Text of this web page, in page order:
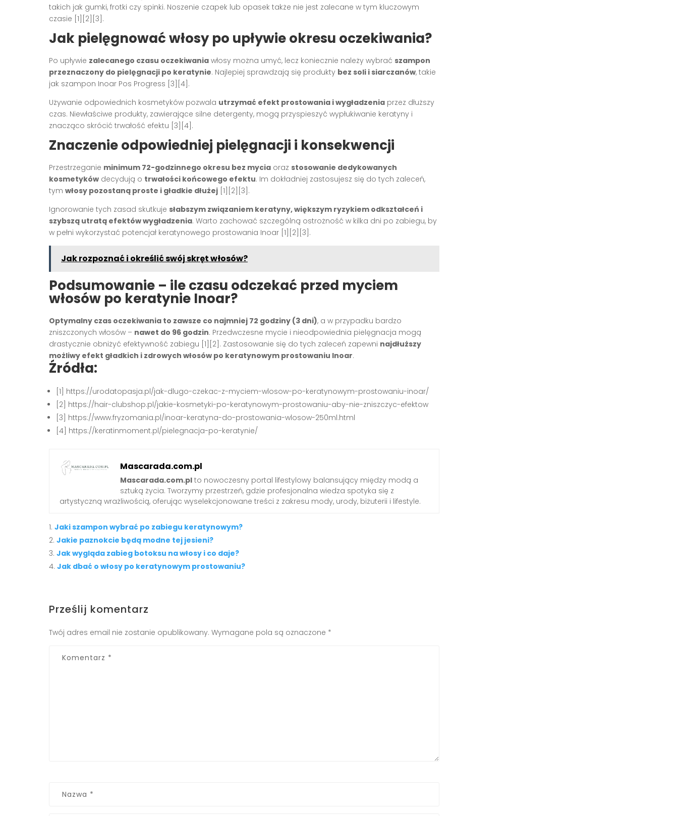
takich jak gumki, frotki czy spinki. Noszenie czapek lub opasek także nie jest zalecane w tym kluczowym
czasie [1][2][3] .
Jak pielęgnować włosy po upływie okresu oczekiwania?
Po upływie zalecanego czasu oczekiwania włosy można umyć, lecz koniecznie należy wybrać szampon
przeznaczony do pielęgnacji po keratynie. Najlepiej sprawdzają się produkty bez soli i siarczanów, takie
jak szampon Inoar Pos Progress [3][4] .
Używanie odpowiednich kosmetyków pozwala utrzymać efekt prostowania i wygładzenia przez dłuższy
czas. Niewłaściwe produkty, zawierające silne detergenty, mogą przyspieszyć wypłukiwanie keratyny i
znacząco skrócić trwałość efektu [3][4] .
Znaczenie odpowiedniej pielęgnacji i konsekwencji
Przestrzeganie minimum 72-godzinnego okresu bez mycia oraz stosowanie dedykowanych
kosmetyków decydują o trwałości końcowego efektu. Im dokładniej zastosujesz się do tych zaleceń,
tym włosy pozostaną proste i gładkie dłużej [1][2][3] .
Ignorowanie tych zasad skutkuje słabszym związaniem keratyny, większym ryzykiem odkształceń i
szybszą utratą efektów wygładzenia. Warto zachować szczególną ostrożność w kilka dni po zabiegu, by
w pełni wykorzystać potencjał keratynowego prostowania Inoar [1][2][3] .
Jak rozpoznać i określić swój skręt włosów?
Podsumowanie – ile czasu odczekać przed myciem
włosów po keratynie Inoar?
Optymalny czas oczekiwania to zawsze co najmniej 72 godziny (3 dni), a w przypadku bardzo
zniszczonych włosów – nawet do 96 godzin. Przedwczesne mycie i nieodpowiednia pielęgnacja mogą
drastycznie obniżyć efektywność zabiegu [1][2] . Zastosowanie się do tych zaleceń zapewni najdłuższy
możliwy efekt gładkich i zdrowych włosów po keratynowym prostowaniu Inoar.
Źródła:
[1] https://urodatopasja.pl/jak-dlugo-czekac-z-myciem-wlosow-po-keratynowym-prostowaniu-inoar/
[2] https://hair-clubshop.pl/jakie-kosmetyki-po-keratynowym-prostowaniu-aby-nie-zniszczyc-efektow
[3] https://www.fryzomania.pl/inoar-keratyna-do-prostowania-wlosow-250ml.html
[4] https://keratinmoment.pl/pielegnacja-po-keratynie/
Mascarada.com.pl
Mascarada.com.pl to nowoczesny portal lifestylowy balansujący między modą a
sztuką życia. Tworzymy przestrzeń, gdzie profesjonalna wiedza spotyka się z
artystyczną wrażliwością, oferując wyselekcjonowane treści z zakresu mody, urody, biżuterii i lifestyle.
Jaki szampon wybrać po zabiegu keratynowym?
Jakie paznokcie będą modne tej jesieni?
Jak wygląda zabieg botoksu na włosy i co daje?
Jak dbać o włosy po keratynowym prostowaniu?
Prześlij komentarz
Twój adres email nie zostanie opublikowany. Wymagane pola są oznaczone *